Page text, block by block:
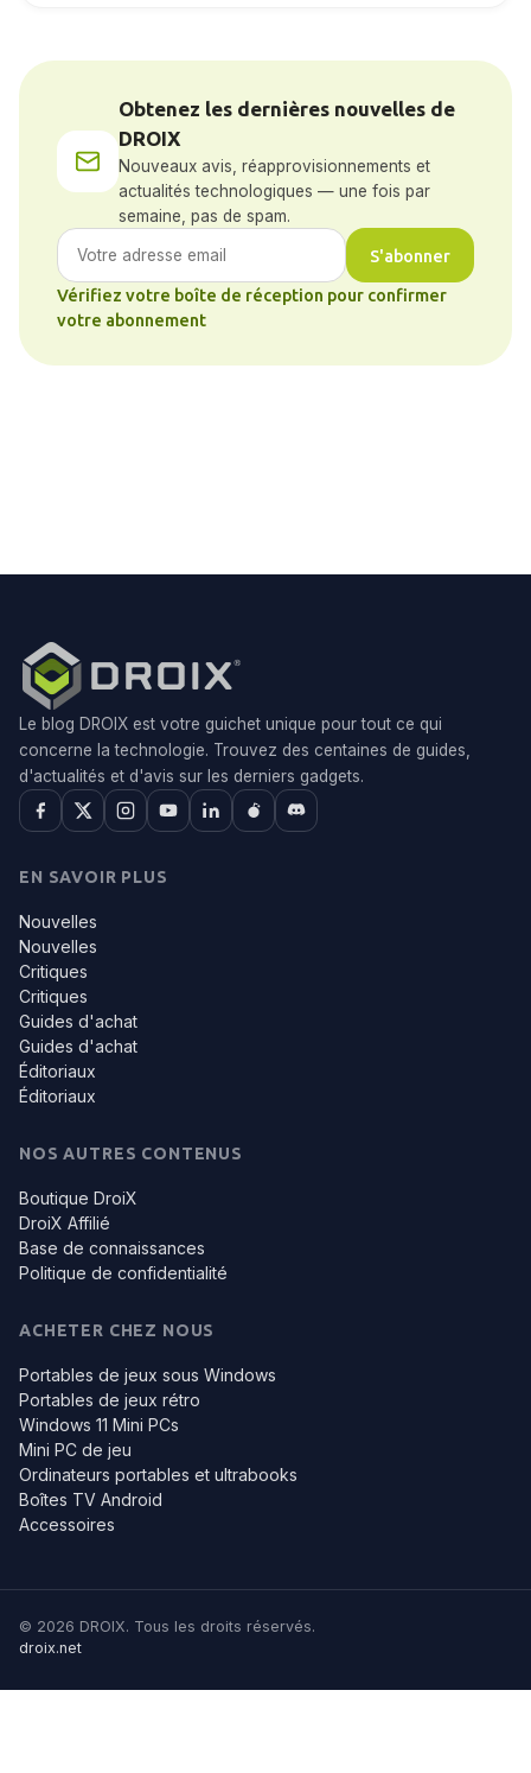
Obtenez les dernières nouvelles de
DROIX
Nouveaux avis, réapprovisionnements et
actualités technologiques — une fois par
semaine, pas de spam.
S'abonner
Vérifiez votre boîte de réception pour confirmer
votre abonnement
Le blog DROIX est votre guichet unique pour tout ce qui
concerne la technologie. Trouvez des centaines de guides,
d'actualités et d'avis sur les derniers gadgets.
EN SAVOIR PLUS
Nouvelles
Nouvelles
Critiques
Critiques
Guides d'achat
Guides d'achat
Éditoriaux
Éditoriaux
NOS AUTRES CONTENUS
Boutique DroiX
DroiX Affilié
Base de connaissances
Politique de confidentialité
ACHETER CHEZ NOUS
Portables de jeux sous Windows
Portables de jeux rétro
Windows 11 Mini PCs
Mini PC de jeu
Ordinateurs portables et ultrabooks
Boîtes TV Android
Accessoires
© 2026 DROIX. Tous les droits réservés.
droix.net